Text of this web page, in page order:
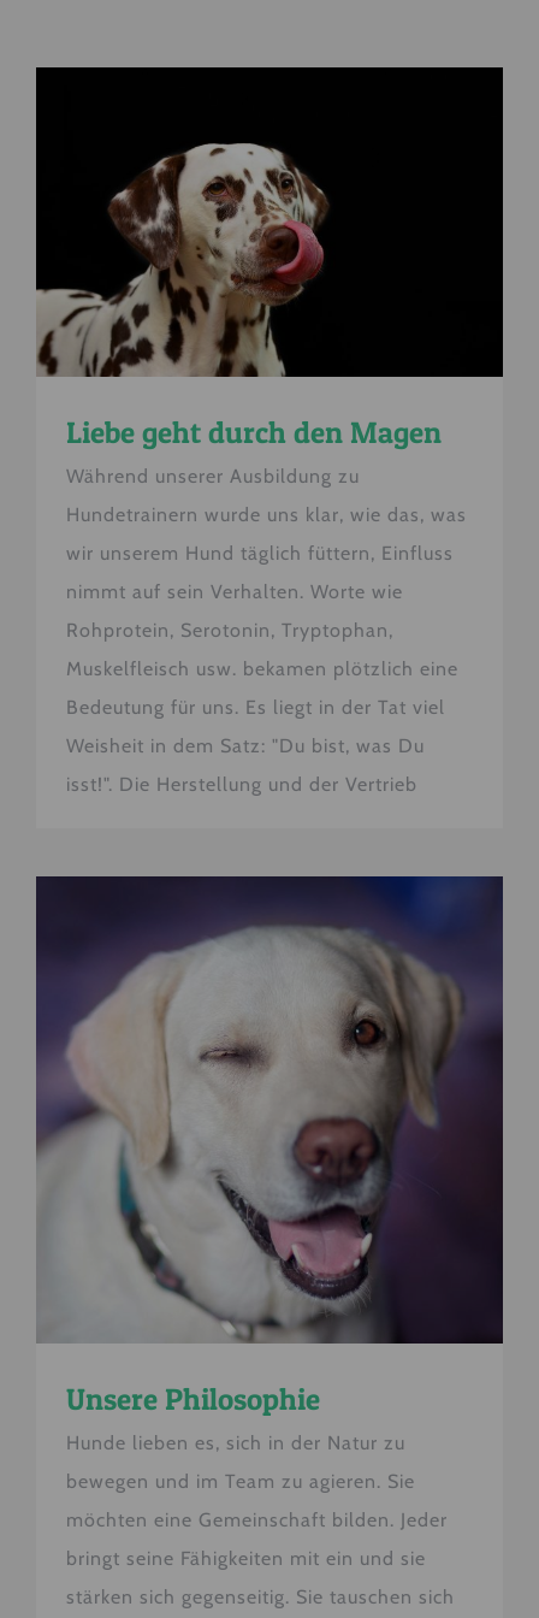
Liebe geht durch den Magen
Während unserer Ausbildung zu
Hundetrainern wurde uns klar, wie das, was
wir unserem Hund täglich füttern, Einfluss
nimmt auf sein Verhalten. Worte wie
Rohprotein, Serotonin, Tryptophan,
Muskelfleisch usw. bekamen plötzlich eine
Bedeutung für uns. Es liegt in der Tat viel
Weisheit in dem Satz: "Du bist, was Du
isst!". Die Herstellung und der Vertrieb
Unsere Philosophie
Hunde lieben es, sich in der Natur zu
bewegen und im Team zu agieren. Sie
möchten eine Gemeinschaft bilden. Jeder
bringt seine Fähigkeiten mit ein und sie
stärken sich gegenseitig. Sie tauschen sich